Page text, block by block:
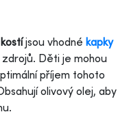
jsou vhodné kapky
zdrojů. Děti je mohou
příjem tohoto
olivový olej, aby